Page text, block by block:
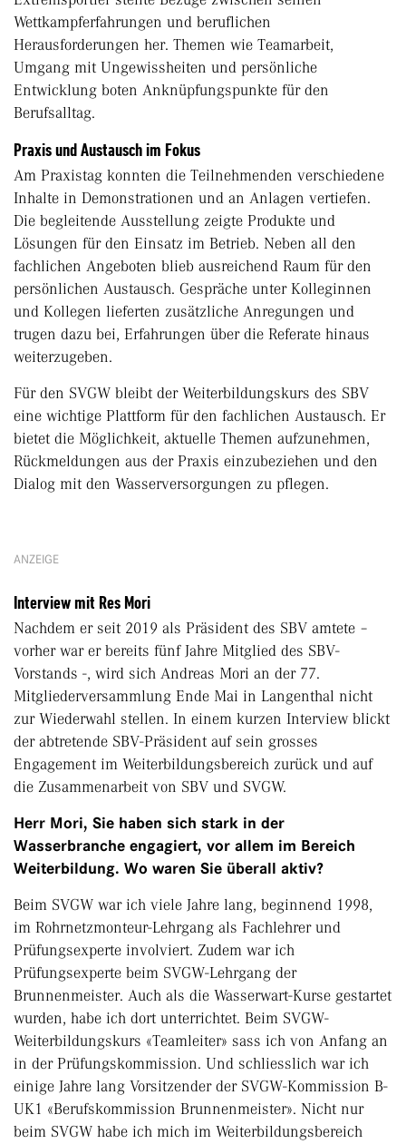
Wettkampferfahrungen und beruflichen
Herausforderungen her. Themen wie Teamarbeit,
Umgang mit Ungewissheiten und persönliche
Entwicklung boten Anknüpfungspunkte für den
Berufsalltag.
Praxis und Austausch im Fokus
Am Praxistag konnten die Teilnehmenden verschiedene
Inhalte in Demonstrationen und an Anlagen vertiefen.
Die begleitende Ausstellung zeigte Produkte und
Lösungen für den Einsatz im Betrieb. Neben all den
fachlichen Angeboten blieb ausreichend Raum für den
persönlichen Austausch. Gespräche unter Kolleginnen
und Kollegen lieferten zusätzliche Anregungen und
trugen dazu bei, Erfahrungen über die Referate hinaus
weiterzugeben.
Für den SVGW bleibt der Weiterbildungskurs des SBV
eine wichtige Plattform für den fachlichen Austausch. Er
bietet die Möglichkeit, aktuelle Themen aufzunehmen,
Rückmeldungen aus der Praxis einzubeziehen und den
Dialog mit den Wasserversorgungen zu pflegen.
ANZEIGE
Interview mit Res Mori
Nachdem er seit 2019 als Präsident des SBV amtete –
vorher war er bereits fünf Jahre Mitglied des SBV-
Vorstands -, wird sich Andreas Mori an der 77.
Mitgliederversammlung Ende Mai in Langenthal nicht
zur Wiederwahl stellen. In einem kurzen Interview blickt
der abtretende SBV-Präsident auf sein grosses
Engagement im Weiterbildungsbereich zurück und auf
die Zusammenarbeit von SBV und SVGW.
Herr Mori, Sie haben sich stark in der
Wasserbranche engagiert, vor allem im Bereich
Weiterbildung. Wo waren Sie überall aktiv?
Beim SVGW war ich viele Jahre lang, beginnend 1998,
im Rohrnetzmonteur-Lehrgang als Fachlehrer und
Prüfungsexperte involviert. Zudem war ich
Prüfungsexperte beim SVGW-Lehrgang der
Brunnenmeister. Auch als die Wasserwart-Kurse gestartet
wurden, habe ich dort unterrichtet. Beim SVGW-
Weiterbildungskurs «Teamleiter» sass ich von Anfang an
in der Prüfungskommission. Und schliesslich war ich
einige Jahre lang Vorsitzender der SVGW-Kommission B-
UK1 «Berufskommission Brunnenmeister». Nicht nur
beim SVGW habe ich mich im Weiterbildungsbereich